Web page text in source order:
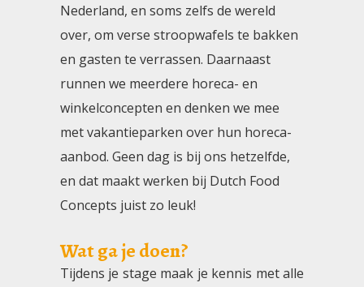
Nederland, en soms zelfs de wereld
over, om verse stroopwafels te bakken
en gasten te verrassen. Daarnaast
runnen we meerdere horeca- en
winkelconcepten en denken we mee
met vakantieparken over hun horeca-
aanbod. Geen dag is bij ons hetzelfde,
en dat maakt werken bij Dutch Food
Concepts juist zo leuk!
Wat ga je doen?
Tijdens je stage maak je kennis met alle